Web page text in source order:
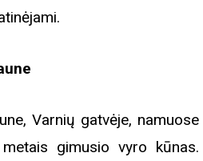
Varnių gatvėje, namuose
gimusio vyro kūnas.